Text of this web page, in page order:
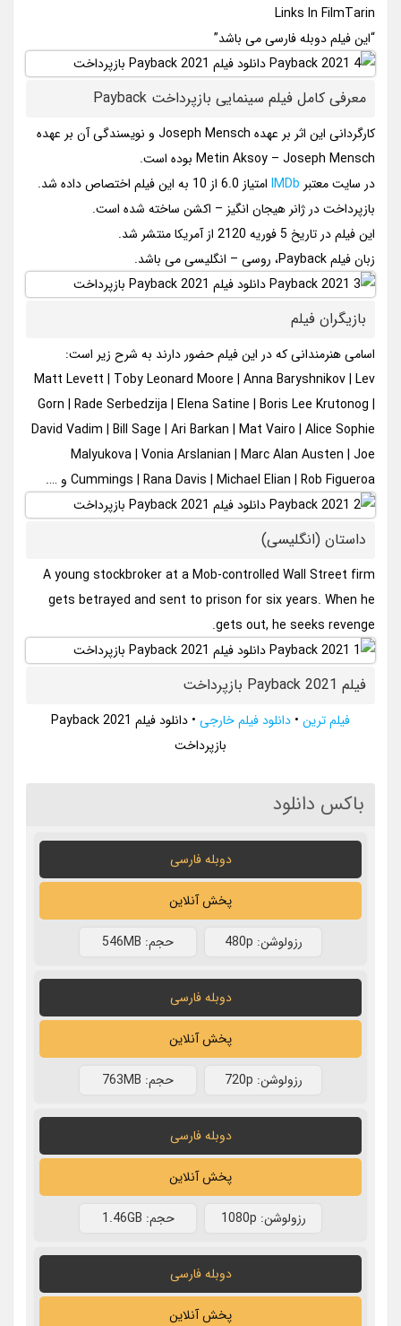
Links In FilmTarin
“این فیلم دوبله فارسی می باشد”
معرفی کامل فیلم سینمایی بازپرداخت Payback
کارگردانی این اثر بر عهده Joseph Mensch و نویسندگی آن بر عهده
Metin Aksoy – Joseph Mensch بوده است.
در سایت معتبر IMDb امتیاز 6.0 از 10 به این فیلم اختصاص داده شد.
بازپرداخت در ژانر هیجان انگیز – اکشن ساخته شده است.
این فیلم در تاریخ 5 فوریه 2120 از آمریکا منتشر شد.
زبان فیلم Payback، روسی – انگلیسی می باشد.
بازیگران فیلم
اسامی هنرمندانی که در این فیلم حضور دارند به شرح زیر است:
Matt Levett | Toby Leonard Moore | Anna Baryshnikov | Lev
Gorn | Rade Serbedzija | Elena Satine | Boris Lee Krutonog |
David Vadim | Bill Sage | Ari Barkan | Mat Vairo | Alice Sophie
Malyukova | Vonia Arslanian | Marc Alan Austen | Joe
Cummings | Rana Davis | Michael Elian | Rob Figueroa و ….
داستان (انگلیسی)
A young stockbroker at a Mob-controlled Wall Street firm
gets betrayed and sent to prison for six years. When he
gets out, he seeks revenge.
فیلم Payback 2021 بازپرداخت
فیلم ترین • دانلود فیلم خارجی •
دانلود فیلم Payback 2021
بازپرداخت
باکس دانلود
دوبله فارسی
پخش آنلاین
رزولوشن: 480p حجم: 546MB
دوبله فارسی
پخش آنلاین
رزولوشن: 720p حجم: 763MB
دوبله فارسی
پخش آنلاین
رزولوشن: 1080p حجم: 1.46GB
دوبله فارسی
پخش آنلاین